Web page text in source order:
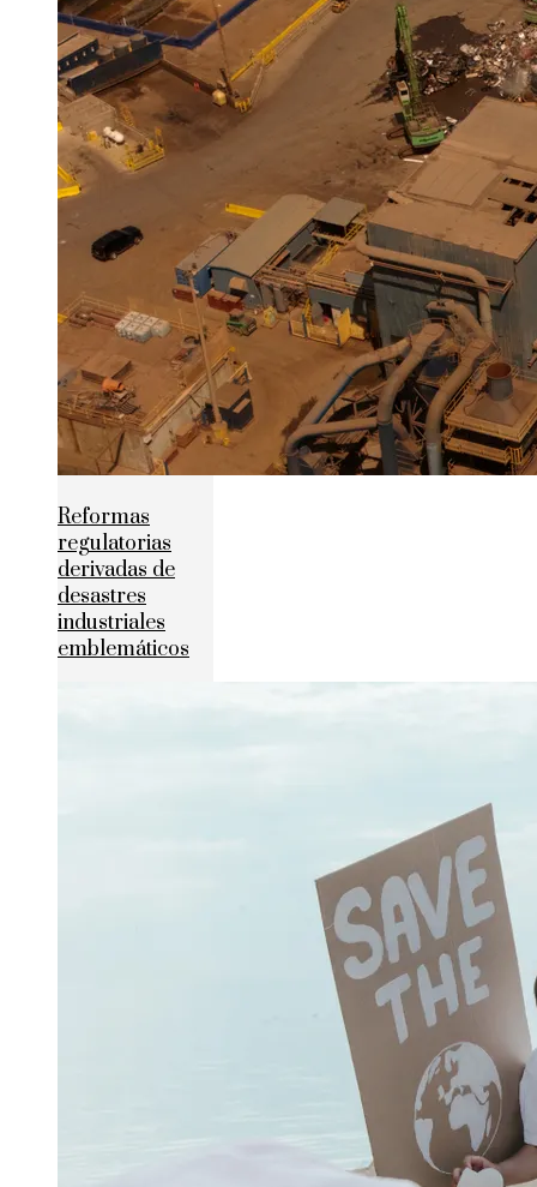
Reformas
regulatorias
derivadas de
desastres
industriales
emblemáticos